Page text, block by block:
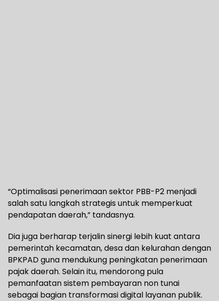
“Optimalisasi penerimaan sektor PBB-P2 menjadi
salah satu langkah strategis untuk memperkuat
pendapatan daerah,” tandasnya.
Dia juga berharap terjalin sinergi lebih kuat antara
pemerintah kecamatan, desa dan kelurahan dengan
BPKPAD guna mendukung peningkatan penerimaan
pajak daerah. Selain itu, mendorong pula
pemanfaatan sistem pembayaran non tunai
sebagai bagian transformasi digital layanan publik.